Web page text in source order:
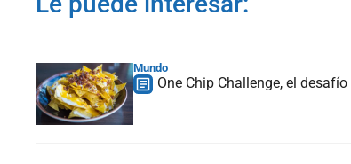
Mundo
One Chip Challenge, el